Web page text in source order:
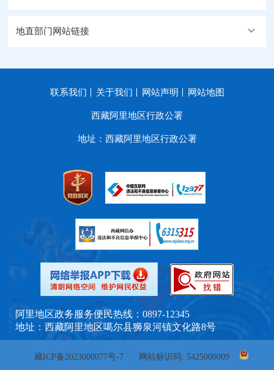
地直部门网站链接
联系我们 关于我们 网站声明 网站地图
西藏阿里地区行政公署
地址：西藏阿里地区行政公署
阿里地区政务服务便民热线：0897-12345
地址：西藏阿里地区噶尔县狮泉河镇文化路8号
藏ICP备2023000077号-7 网站标识码: 5425000009